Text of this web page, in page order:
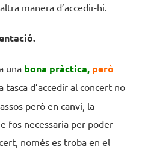
manera d’accedir-hi.
una bona pràctica, però
tasca d’accedir al concert no
però en canvi, la
fos necessaria per poder
només es troba en el